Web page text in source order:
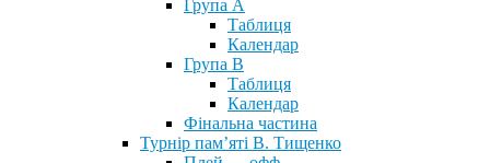
Група А
Таблиця
Календар
Група В
Таблиця
Календар
Фінальна частина
Турнір пам’яті В. Тищенко